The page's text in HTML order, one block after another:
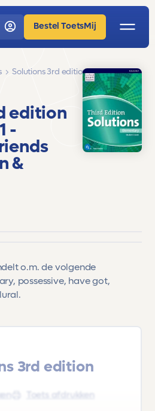
Bestel ToetsMij
Solutions 3rd edition
edition
-
&
o.m. de volgende
possessive, have got,
3rd edition
Toets afdrukken